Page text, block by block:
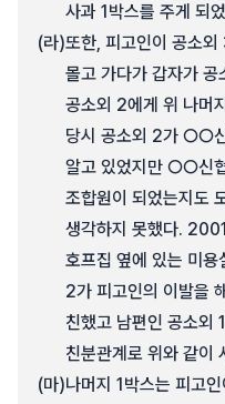
사과 1박스를 주게 되
(라)또한, 피고인이 공소
몰고 가다가 갑자가
공소외 2에게 위 나머
당시 공소외 2가 ○○
알고 있었지만 ○○신
조합원이 되었는지도
생각하지 못했다.
호프집 옆에 있는 미용
2가 피고인의 이발을
친했고 남편인 공소외
친분관계로 위와 같이
(마)나머지 1박스는 피